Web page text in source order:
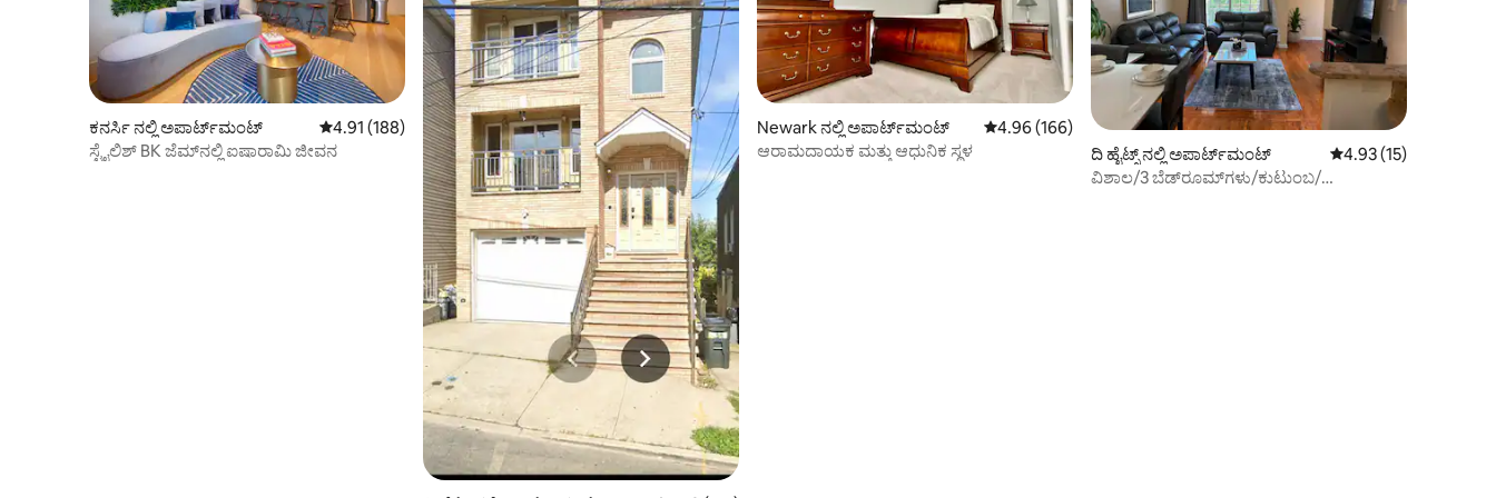
ಕನರ್ಸಿ ನಲ್ಲಿ ಅಪಾರ್ಟ್‌ಮಂಟ್ 5 ರಲ್ಲಿ 4.91 ಸರಾಸರಿ ರೇಟಿಂಗ್, 188 ವಿಮರ್ಶೆಗಳು
4.91 (188)
ಸ್ಟೈಲಿಶ್ BK ಜೆಮ್‌ನಲ್ಲಿ ಐಷಾರಾಮಿ ಜೀವನ
Newark ನಲ್ಲಿ ಅಪಾರ್ಟ್‌ಮಂಟ್ 5 ರಲ್ಲಿ 4.96 ಸರಾಸರಿ ರೇಟಿಂಗ್, 166 ವಿಮರ್ಶೆಗಳು
4.96 (166)
ಆರಾಮದಾಯಕ ಮತ್ತು ಆಧುನಿಕ ಸ್ಥಳ
ದಿ ಹೈಟ್ಸ್ ನಲ್ಲಿ ಅಪಾರ್ಟ್‌ಮಂಟ್ 5 ರಲ್ಲಿ 4.93 ಸರಾಸರಿ
4.93 (15)
ವಿಶಾಲ/3 ಬೆಡ್‌ರೂಮ್‌ಗಳು/ಕುಟುಂಬ/